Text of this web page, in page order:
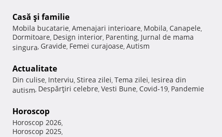
Casă şi familie
Mobila bucatarie, Amenajari interioare, Mobila, Canapele,
Dormitoare, Design interior, Parenting, Jurnal de mama
singura, Gravide, Femei curajoase, Autism
Actualitate
Din culise, Interviu, Stirea zilei, Tema zilei, Iesirea din
autism, Despărţiri celebre, Vesti Bune, Covid-19, Pandemie
Horoscop
Horoscop 2026,
Horoscop 2025,